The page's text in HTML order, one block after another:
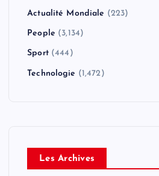
Actualité Mondiale (223)
People (3,134)
Sport(444)
Technologie (1,472)
Les Archives